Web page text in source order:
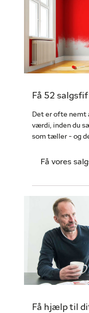
Få 52
Det er ofte nemt
værdi, inden du
som tæller - og
Få vores
Få hjælp til